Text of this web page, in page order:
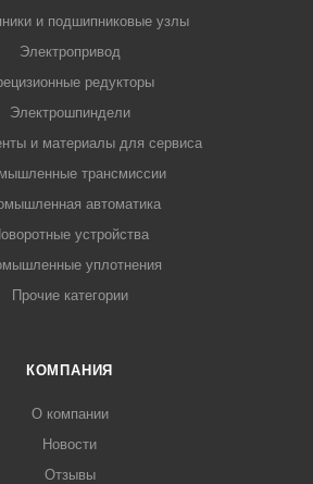
и подшипниковые узлы
Электропривод
редукторы
Электрошпиндели
и материалы для сервиса
трансмиссии
автоматика
устройства
уплотнения
Прочие категории
КОМПАНИЯ
О компании
Новости
Отзывы